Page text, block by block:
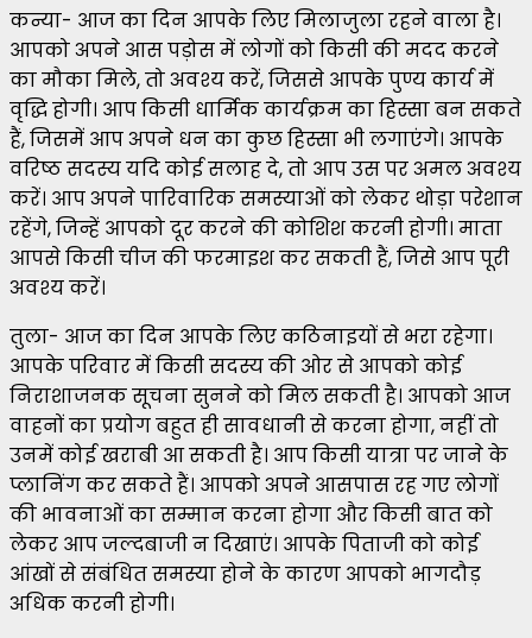
कन्या- आज का दिन आपके लिए मिलाजुला रहने वाला है।
आपको अपने आस पड़ोस में लोगों को किसी की मदद करने
का मौका मिले, तो अवश्य करें, जिससे आपके पुण्य कार्य में
वृद्धि होगी। आप किसी धार्मिक कार्यक्रम का हिस्सा बन सकते
हैं, जिसमें आप अपने धन का कुछ हिस्सा भी लगाएंगे। आपके
वरिष्ठ सदस्य यदि कोई सलाह दे, तो आप उस पर अमल अवश्य
करें। आप अपने पारिवारिक समस्याओं को लेकर थोड़ा परेशान
रहेंगे, जिन्हें आपको दूर करने की कोशिश करनी होगी। माता
आपसे किसी चीज की फरमाइश कर सकती हैं, जिसे आप पूरी
अवश्य करें।
तुला- आज का दिन आपके लिए कठिनाइयों से भरा रहेगा।
आपके परिवार में किसी सदस्य की ओर से आपको कोई
निराशाजनक सूचना सुनने को मिल सकती है। आपको आज
वाहनों का प्रयोग बहुत ही सावधानी से करना होगा, नहीं तो
उनमें कोई खराबी आ सकती है। आप किसी यात्रा पर जाने के
प्लानिंग कर सकते हैं। आपको अपने आसपास रह गए लोगों
की भावनाओं का सम्मान करना होगा और किसी बात को
लेकर आप जल्दबाजी न दिखाएं। आपके पिताजी को कोई
आंखों से संबंधित समस्या होने के कारण आपको भागदौड़
अधिक करनी होगी।